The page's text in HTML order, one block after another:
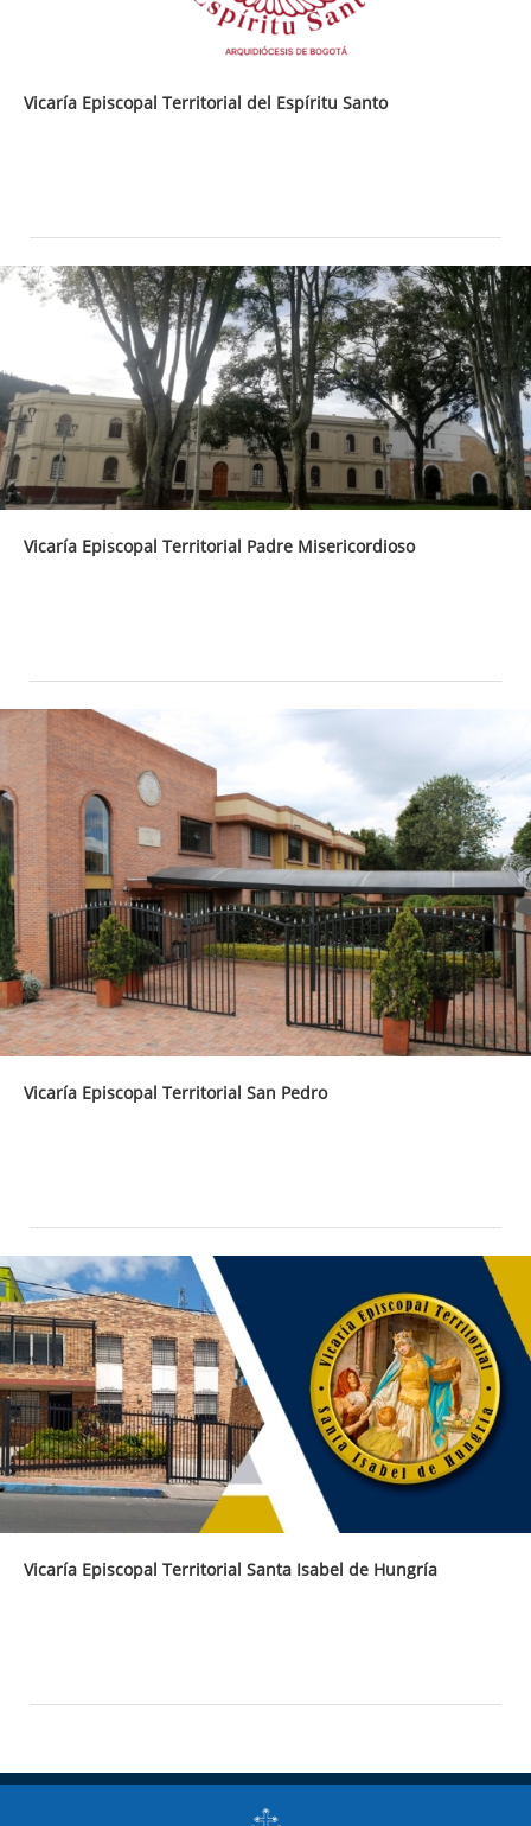
Vicaría Episcopal Territorial del Espíritu Santo
Vicaría Episcopal Territorial Padre Misericordioso
Vicaría Episcopal Territorial San Pedro
Vicaría Episcopal Territorial Santa Isabel de Hungría